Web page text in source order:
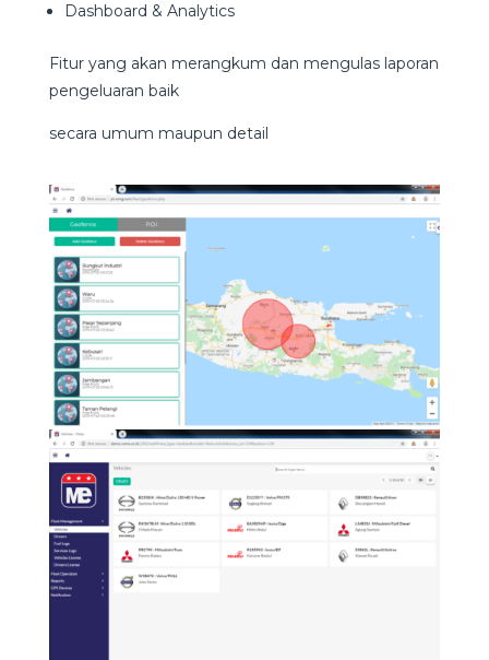
Dashboard & Analytics
Fitur yang akan merangkum dan mengulas laporan
pengeluaran baik
secara umum maupun detail